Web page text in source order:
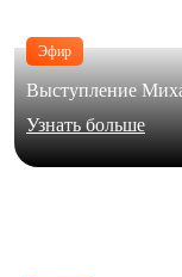
Эфир
Выступление
Узнать больше